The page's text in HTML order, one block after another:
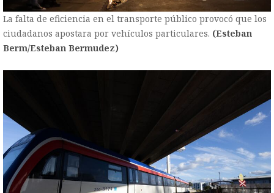
La falta de eficiencia en el transporte público provocó que los
ciudadanos apostara por vehículos particulares. (Esteban
Berm/Esteban Bermudez)